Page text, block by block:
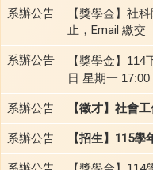
系辦公告
【獎學金】社
止，Email 繳交
系辦公告 【獎學金】
日 星期一 17:00
系辦公告 【徵才】社會
系辦公告 【招生】115